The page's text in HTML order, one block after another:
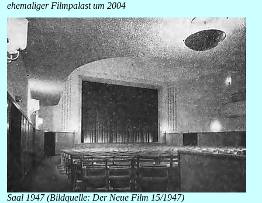
ehemaliger Filmpalast um 2004
Saal 1947 (Bildquelle: Der Neue Film 15/1947)